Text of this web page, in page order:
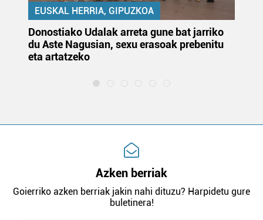
EUSKAL HERRIA, GIPUZKOA
Donostiako Udalak arreta gune bat jarriko
du Aste Nagusian, sexu erasoak prebenitu
eta artatzeko
Azken berriak
Goierriko azken berriak jakin nahi dituzu? Harpidetu gure
buletinera!